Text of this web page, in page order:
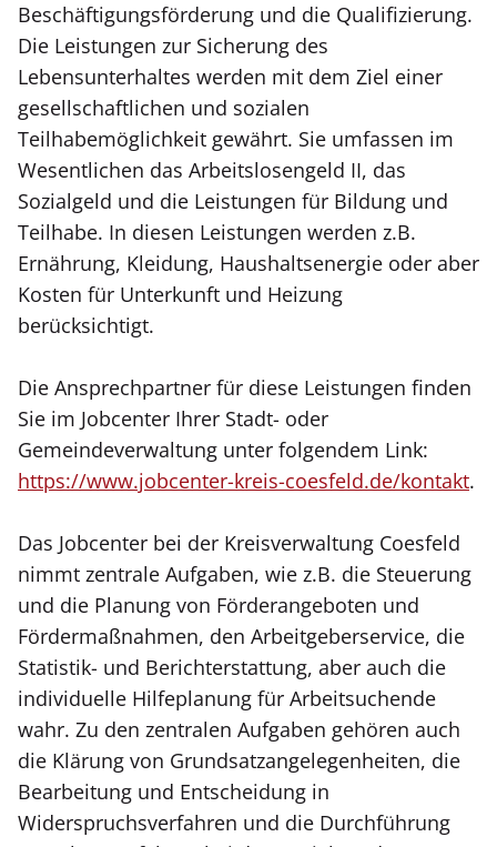
Beschäftigungsförderung und die Qualifizierung.
Die Leistungen zur Sicherung des
Lebensunterhaltes werden mit dem Ziel einer
gesellschaftlichen und sozialen
Teilhabemöglichkeit gewährt. Sie umfassen im
Wesentlichen das Arbeitslosengeld II, das
Sozialgeld und die Leistungen für Bildung und
Teilhabe. In diesen Leistungen werden z.B.
Ernährung, Kleidung, Haushaltsenergie oder aber
Kosten für Unterkunft und Heizung
berücksichtigt.
Die Ansprechpartner für diese Leistungen finden
Sie im Jobcenter Ihrer Stadt- oder
Gemeindeverwaltung unter folgendem Link:
https://www.jobcenter-kreis-coesfeld.de/kontakt.
Das Jobcenter bei der Kreisverwaltung Coesfeld
nimmt zentrale Aufgaben, wie z.B. die Steuerung
und die Planung von Förderangeboten und
Fördermaßnahmen, den Arbeitgeberservice, die
Statistik- und Berichterstattung, aber auch die
individuelle Hilfeplanung für Arbeitsuchende
wahr. Zu den zentralen Aufgaben gehören auch
die Klärung von Grundsatzangelegenheiten, die
Bearbeitung und Entscheidung in
Widerspruchsverfahren und die Durchführung